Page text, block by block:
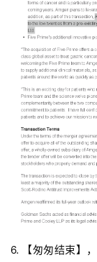
6. 【匆匆结束】，